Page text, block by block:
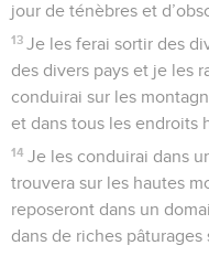
jour de ténèbres et
13 Je les ferai sortir des
des divers pays et je les
conduirai sur les
et dans tous les endroits
14 Je les conduirai dans
trouvera sur les hautes
reposeront dans un
dans de riches pâturages